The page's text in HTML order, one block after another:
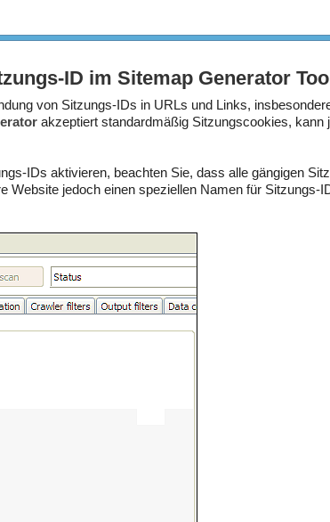
ID im Sitemap Generator
von Sitzungs-IDs in URLs und Links,
akzeptiert standardmäßig Sitzungscookies,
IDs aktivieren, beachten Sie, dass alle gängigen
Website jedoch einen speziellen Namen für Sitzungs-